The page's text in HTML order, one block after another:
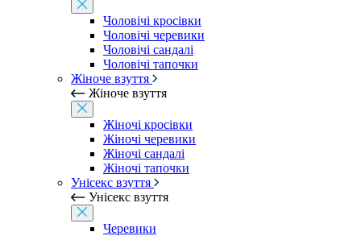
Чоловічі кросівки
Чоловічі черевики
Чоловічі сандалі
Чоловічі тапочки
Жіноче взуття
Жіноче взуття
Жіночі кросівки
Жіночі черевики
Жіночі сандалі
Жіночі тапочки
Унісекс взуття
Унісекс взуття
Черевики